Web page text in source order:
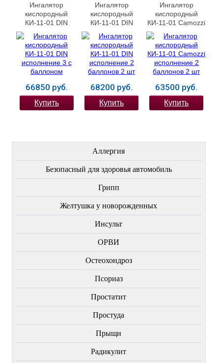
Ингалятор
кислородный
КИ-11-01 DIN
исполнение 3 с
баллоном
66850 руб.
Купить
Ингалятор
кислородный
КИ-11-01 DIN
баллонов 2 шт
68200 руб.
Купить
Ингалятор
кислородный
КИ-11-01 Camozzi
баллонов 2 шт
63500 руб.
Купить
Аллергия
Безопасный для здоровья автомобиль
Грипп
Желтушка у новорожденных
Инсульт
ОРВИ
Остеохондроз
Пcориаз
Простатит
Простуда
Прыщи
Радикулит